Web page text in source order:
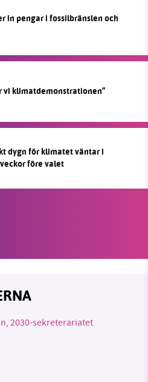
in pengar i fossilbränslen och
vi klimatdemonstrationen”
dygn för klimatet väntar i
före valet